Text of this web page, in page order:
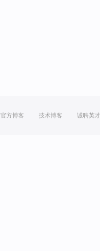
官方博客 技术博客 诚聘英才